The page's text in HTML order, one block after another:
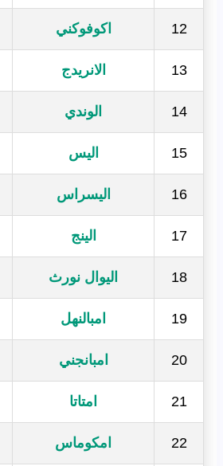
12 اكوفوكني
13 الانريدج
14 الوندي
15 اليس
16 اليسراس
17 الينج
18 اليوال نورث
19 امبالنهل
20 امبانجني
21 امتاتا
22 امكوماس